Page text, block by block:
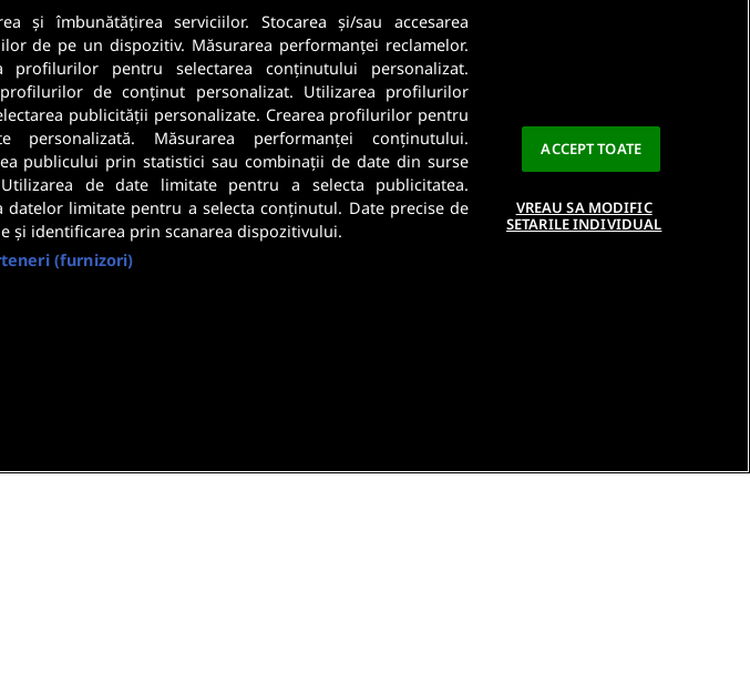
Sunt angajator
Securitatea datelor dumneavoastra este importanta pentru noi. CitestePolitica De
Confidentialitate.
și îmbunătățirea serviciilor. Stocarea și/sau accesarea
de pe un dispozitiv. Măsurarea performanței reclamelor.
profilurilor pentru selectarea conținutului personalizat.
de conținut personalizat. Utilizarea profilurilor
publicității personalizate. Crearea profilurilor pentru
personalizată. Măsurarea performanței conținutului.
publicului prin statistici sau combinații de date din surse
de date limitate pentru a selecta publicitatea.
datelor limitate pentru a selecta conținutul. Date precise de
și identificarea prin scanarea dispozitivului.
(furnizori)
ACCEPT TOATE
VREAU SA MODIFIC
SETARILE INDIVIDUAL